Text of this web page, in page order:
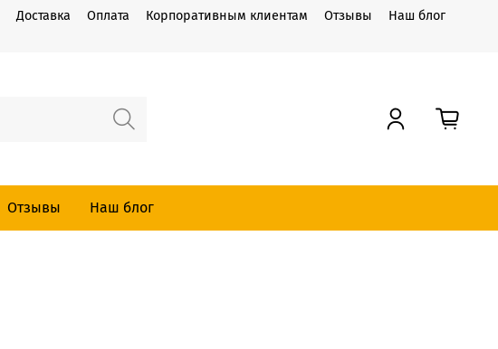
Доставка Оплата Корпоративным клиентам Отзывы Наш блог
Отзывы Наш блог